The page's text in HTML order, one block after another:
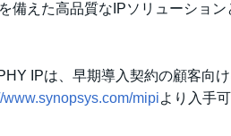
備えた高品質なIPソリューション
IPは、早期導入契約の顧客向
www.synopsys.com/mipiより入手可